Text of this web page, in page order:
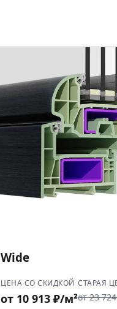
Wide
ЦЕНА СО СКИДКОЙ
от 10 913 ₽/м²
СТАРАЯ
от 23